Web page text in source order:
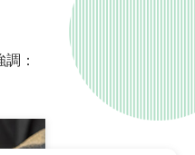
：